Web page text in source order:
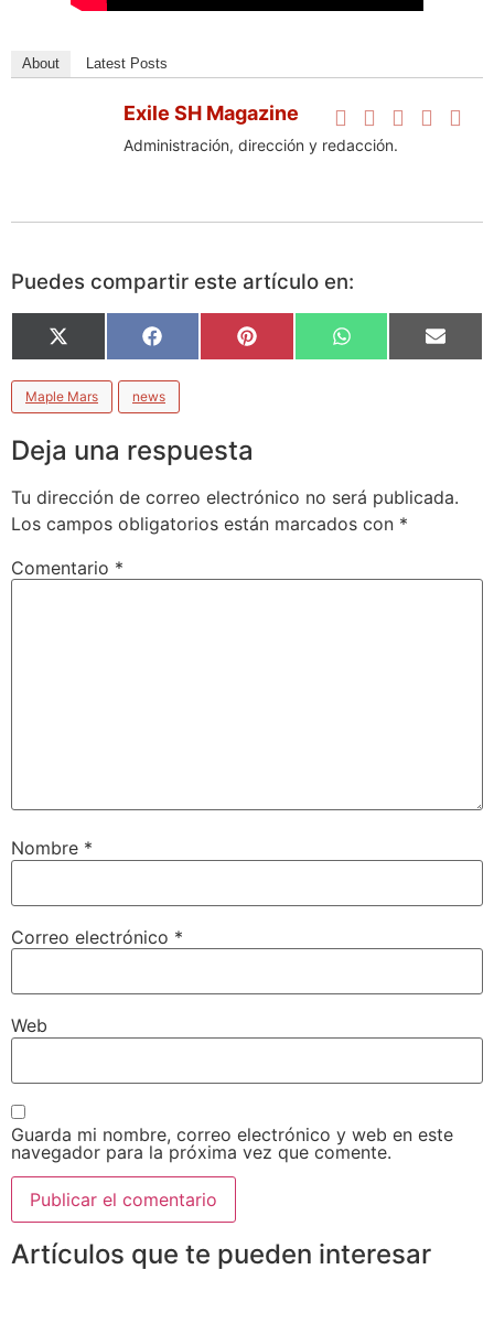
About Latest Posts
Exile SH Magazine
Administración, dirección y redacción.
Puedes compartir este artículo en:
X
(Twitter)
Facebook Pinterest WhatsApp Email
Maple Mars news
Deja una respuesta
Tu dirección de correo electrónico no será publicada.
Los campos obligatorios están marcados con *
Comentario *
Nombre *
Correo electrónico *
Web
Guarda mi nombre, correo electrónico y web en este
navegador para la próxima vez que comente.
Artículos que te pueden interesar